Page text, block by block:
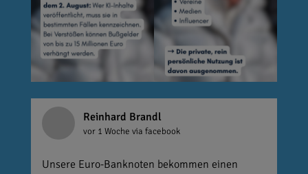
Reinhard Brandl
vor 1 Woche via facebook
Unsere Euro-Banknoten bekommen einen